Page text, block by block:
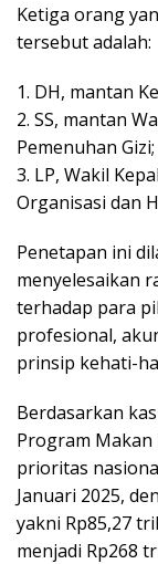
Ketiga orang
tersebut adalah:
1. DH, mantan
2. SS, mantan
Pemenuhan Gizi;
3. LP, Wakil
Organisasi dan
Penetapan ini
menyelesaikan
terhadap para
profesional,
prinsip kehati-
Berdasarkan
Program
prioritas
Januari 2025,
yakni Rp85,27
menjadi Rp268